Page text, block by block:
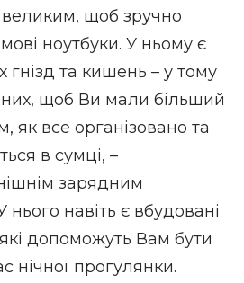
щоб зручно
ноутбуки. У ньому є
гнізд та кишень – у тому
щоб Ви мали більший
як все організовано та
в сумці, –
зарядним
нього навіть є вбудовані
які допоможуть Вам бути
нічної прогулянки.